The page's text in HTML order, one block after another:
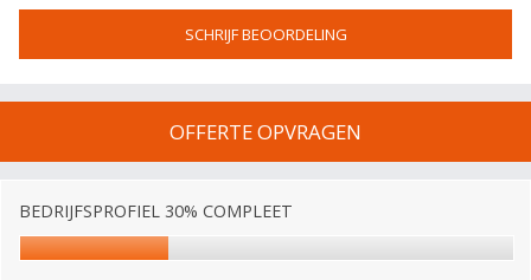
SCHRIJF BEOORDELING
OFFERTE OPVRAGEN
BEDRIJFSPROFIEL 30% COMPLEET